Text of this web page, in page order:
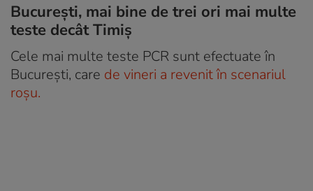
București, mai bine de trei ori mai multe
teste decât Timiș
Cele mai multe teste PCR sunt efectuate în
București, care de vineri a revenit în scenariul
roșu.